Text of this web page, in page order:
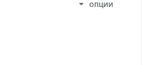
ОПЦИИ